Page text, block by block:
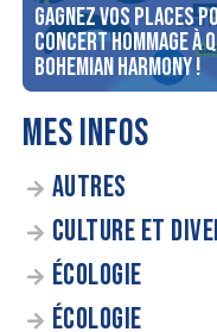
Gagnez vos places
concert Hommage à
Bohemian Harmony !
MES INFOS
AUTRES
CULTURE ET
ÉCOLOGIE
ÉCOLOGIE